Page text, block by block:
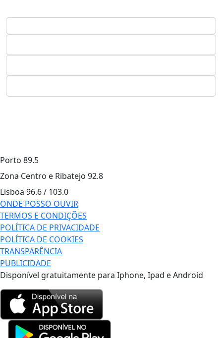
Porto 89.5
Zona Centro e Ribatejo 92.8
Lisboa 96.6 / 103.0
ONDE POSSO OUVIR
TERMOS E CONDIÇÕES
POLÍTICA DE PRIVACIDADE
POLÍTICA DE COOKIES
TRANSPARÊNCIA
PUBLICIDADE
Disponível gratuitamente para Iphone, Ipad e Android